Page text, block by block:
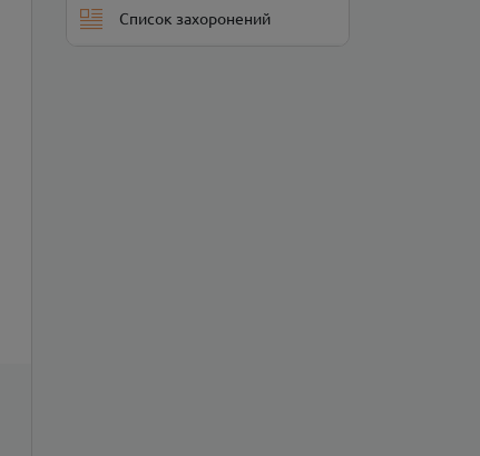
Список захоронений